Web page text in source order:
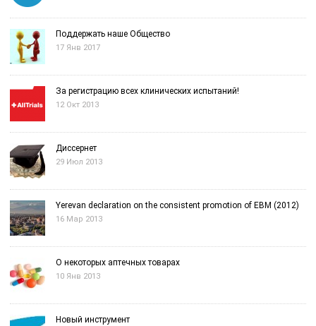
Поддержать наше Общество
17 Янв 2017
За регистрацию всех клинических испытаний!
12 Окт 2013
Диссернет
29 Июл 2013
Yerevan declaration on the consistent promotion of EBM (2012)
16 Мар 2013
О некоторых аптечных товарах
10 Янв 2013
Новый инструмент